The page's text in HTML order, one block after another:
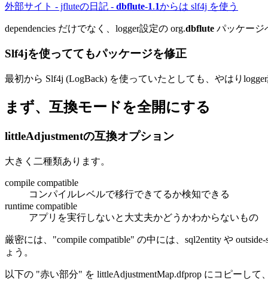
外部サイト - jfluteの日記 - dbflute-1.1からは slf4j を使う
dependencies だけでなく、logger設定の org.dbflute パッケージ
Slf4jを使っててもパッケージを修正
最初から Slf4j (LogBack) を使っていたとしても、やはり
まず、互換モードを全開にする
littleAdjustmentの互換オプション
大きく二種類あります。
compile compatible
コンパイルレベルで移行できてるか検知できる
runtime compatible
アプリを実行しないと大丈夫かどうかわからないもの
厳密には、"compile compatible" の中には、sql2entity や
ょう。
以下の "赤い部分" を littleAdjustmentMap.dfprop にコピーし